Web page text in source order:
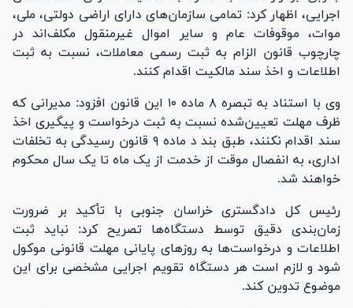
اجرایی، اظهار کرد: تمامی سازمان‌های دارای اراضی دولتی، ملی،
موات، موقوفات عام و سایر اموال غیرمنقول مکلف‌اند در
چارچوب قانون الزام به ثبت رسمی معاملات، نسبت به ثبت
اطلاعات و اخذ سند مالکیت اقدام کنند.
وی با استناد به تبصره ۸ ماده ۱۰ این قانون افزود: مدیرانی که
ظرف مهلت تعیین‌شده نسبت به ثبت درخواست و پیگیری اخذ
سند اقدام نکنند، طبق بند د ماده ۹ قانون رسیدگی به تخلفات
اداری، به انفصال موقت از خدمت از یک ماه تا یک سال محکوم
خواهند شد.
رئیس کل دادگستری خراسان جنوبی با تأکید بر ضرورت
زمان‌بندی دقیق توسط دستگاه‌ها تصریح کرد: نباید ثبت
اطلاعات و درخواست‌ها به روز‌های پایانی مهلت قانونی موکول
شود و لازم است هر دستگاه تقویم اجرایی مشخصی برای این
موضوع تدوین کند.